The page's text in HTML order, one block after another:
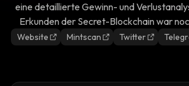
eine detaillierte Gewinn- und
Erkunden der Secret-Blockchain war
Website Mintscan Twitter